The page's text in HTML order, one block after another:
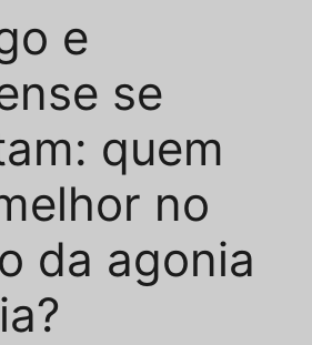
e
se
quem
no
da agonia